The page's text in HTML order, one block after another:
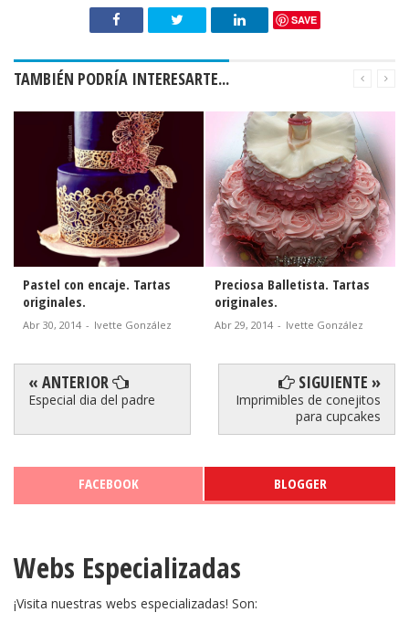
SAVE
TAMBIÉN PODRÍA INTERESARTE...
Preciosa Balletista. Tartas
originales.
Abr 29, 2014 - Ivette González
Pastel para Mujer Mayor.
Tartas Originales.
Abr 28, 2014 - Ivette González
« ANTERIOR
Especial dia del padre
SIGUIENTE »
Imprimibles de conejitos
para cupcakes
FACEBOOK BLOGGER
Webs Especializadas
¡Visita nuestras webs especializadas! Son: